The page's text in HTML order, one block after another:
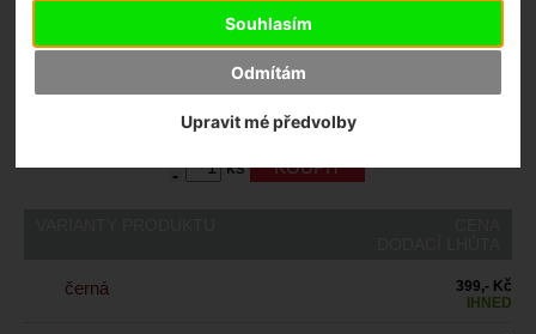
Souhlasím
Odmítám
Upravit mé předvolby
Bookman
Skladem:
IHNED
Záruční lhůta:
399,- Kč s DPH
-
ks
černá
399,- Kč
IHNED